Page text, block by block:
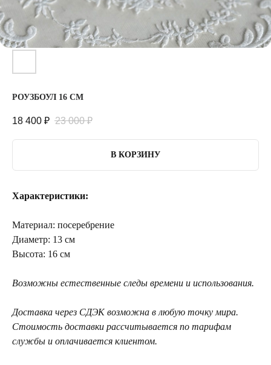
РОУЗБОУЛ 16 СМ
18 400 ₽ 23 000 ₽
В КОРЗИНУ
Характеристики:
Материал: посеребрение
Диаметр: 13 см
Высота: 16 см
Возможны естественные следы времени и использования.
Доставка через СДЭК возможна в любую точку мира.
Стоимость доставки рассчитывается по тарифам
службы и оплачивается клиентом.